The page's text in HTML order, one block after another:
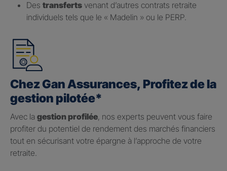
Des transferts venant d’autres contrats retraite
individuels tels que le « Madelin » ou le PERP.
Chez Gan Assurances, Profitez de la
gestion pilotée*
Avec la gestion profilée, nos experts peuvent vous faire
profiter du potentiel de rendement des marchés financiers
tout en sécurisant votre épargne à l’approche de votre
retraite.